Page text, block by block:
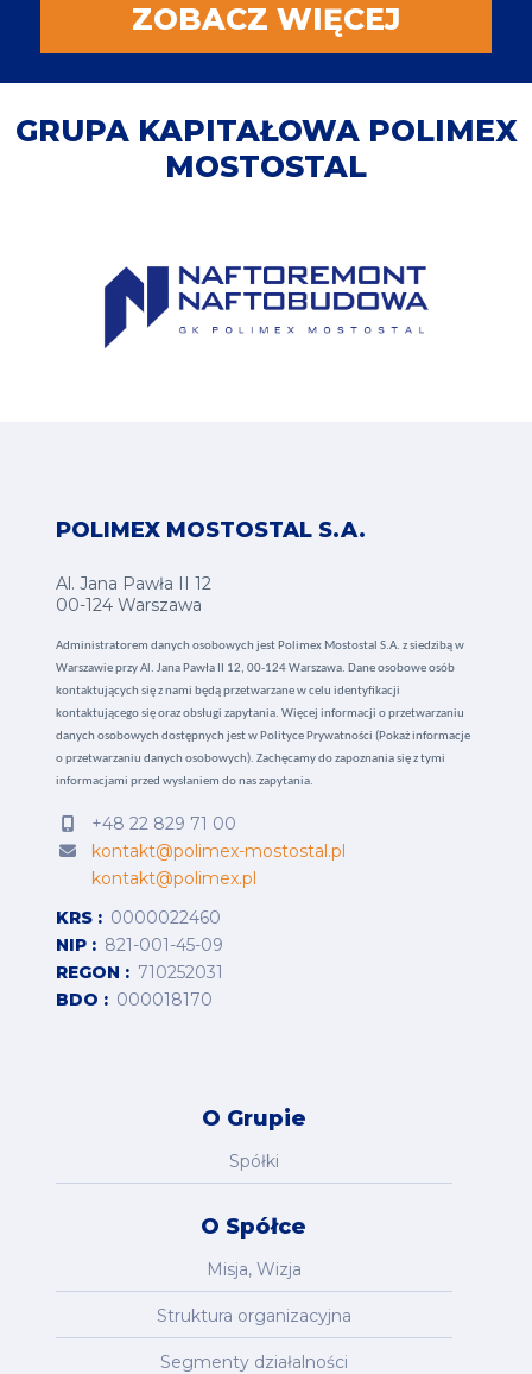
ZOBACZ WIĘCEJ
GRUPA KAPITAŁOWA POLIMEX
MOSTOSTAL
POLIMEX MOSTOSTAL S.A.
Al. Jana Pawła II 12
00-124 Warszawa
Administratorem danych osobowych jest Polimex Mostostal S.A. z siedzibą w
Warszawie przy Al. Jana Pawła II 12, 00-124 Warszawa. Dane osobowe osób
kontaktujących się z nami będą przetwarzane w celu identyfikacji
kontaktującego się oraz obsługi zapytania. Więcej informacji o przetwarzaniu
danych osobowych dostępnych jest w Polityce Prywatności (Pokaż informacje
o przetwarzaniu danych osobowych). Zachęcamy do zapoznania się z tymi
informacjami przed wysłaniem do nas zapytania.
+48 22 829 71 00
kontakt@polimex-mostostal.pl
kontakt@polimex.pl
KRS
0000022460
NIP
821-001-45-09
REGON
710252031
BDO
000018170
O Grupie
Spółki
O Spółce
Misja, Wizja
Struktura organizacyjna
Segmenty działalności